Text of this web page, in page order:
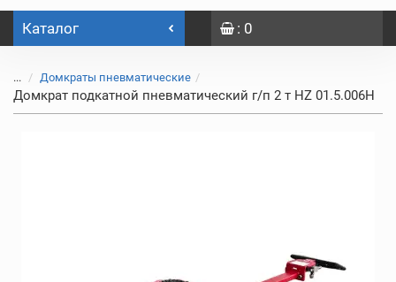
Каталог : 0
... Домкраты пневматические
Домкрат подкатной пневматический г/п 2 т HZ 01.5.006H